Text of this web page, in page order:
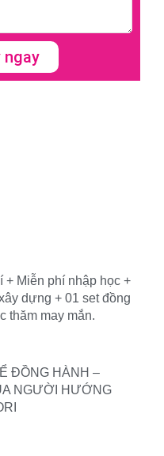
+ Miễn phí nhập học +
dựng + 01 set đồng
thăm may mắn.
ĐỒNG HÀNH –
NGƯỜI HƯỚNG
ngay